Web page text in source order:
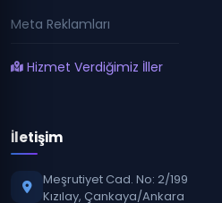
Meta Reklamları
Hizmet Verdiğimiz İller
İletişim
Meşrutiyet Cad. No: 2/199
Kızılay, Çankaya/Ankara